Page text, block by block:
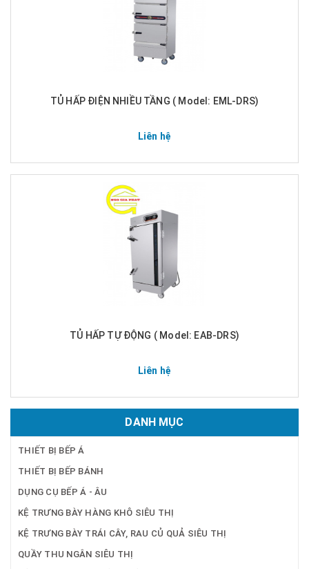
TỦ HẤP ĐIỆN NHIỀU TẦNG ( Model: EML-DRS)
Liên hệ
TỦ HẤP TỰ ĐỘNG ( Model: EAB-DRS)
Liên hệ
DANH MỤC
THIẾT BỊ BẾP Á
THIẾT BỊ BẾP BÁNH
DỤNG CỤ BẾP Á - ÂU
KỆ TRƯNG BÀY HÀNG KHÔ SIÊU THỊ
KỆ TRƯNG BÀY TRÁI CÂY, RAU CỦ QUẢ SIÊU THỊ
QUẦY THU NGÂN SIÊU THỊ